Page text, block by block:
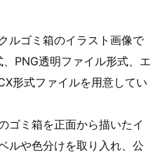
ルゴミ箱のイラスト画像で
PNG透明ファイル形式、エ
形式ファイルを用意してい
ゴミ箱を正面から描いたイ
ルや色分けを取り入れ、公